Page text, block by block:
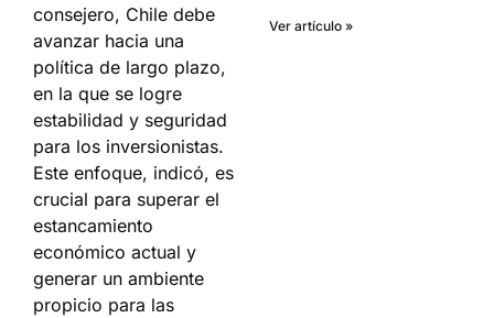
consejero, Chile debe
avanzar hacia una
política de largo plazo,
en la que se logre
estabilidad y seguridad
para los inversionistas.
Este enfoque, indicó, es
crucial para superar el
estancamiento
económico actual y
generar un ambiente
propicio para las
Ver artículo »